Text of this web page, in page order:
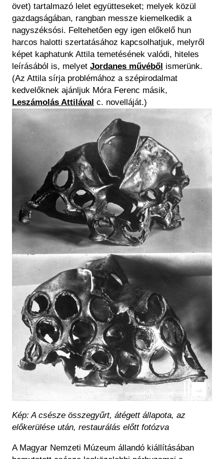
övet) tartalmazó lelet együtteseket; melyek közül
gazdagságában, rangban messze kiemelkedik a
nagyszéksósi. Feltehetően egy igen előkelő hun
harcos halotti szertatásához kapcsolhatjuk, melyről
képet kaphatunk Attila temetésének valódi, hiteles
leírásából is, melyet Jordanes művéből ismerünk.
(Az Attila sírja problémához a szépirodalmat
kedvelőknek ajánljuk Móra Ferenc másik,
Leszámolás Attilával c. novelláját.)
Kép: A csésze összegyűrt, átégett állapota, az
előkerülése után, restaurálás előtt fotózva
A Magyar Nemzeti Múzeum állandó kiállításában